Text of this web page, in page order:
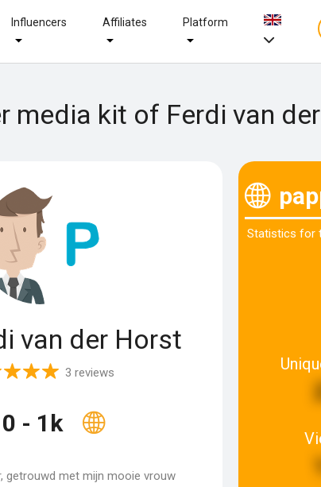
Influencers Affiliates Platform
media kit of Ferdi van
van der Horst
3 reviews
0 - 1k
getrouwd met mijn mooie vrouw
Statistics for